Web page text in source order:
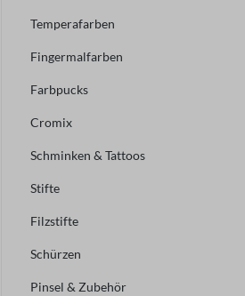
Temperafarben
Fingermalfarben
Farbpucks
Cromix
Schminken & Tattoos
Stifte
Filzstifte
Schürzen
Pinsel & Zubehör